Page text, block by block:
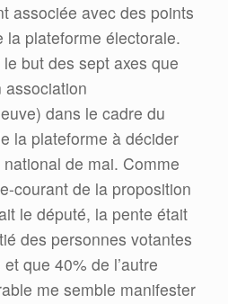
associée avec des points
la plateforme électorale.
but des sept axes que
association
dans le cadre du
la plateforme à décider
de mai. Comme
courant de la proposition
le député, la pente était
des personnes votantes
que 40% de l’autre
me semble manifester